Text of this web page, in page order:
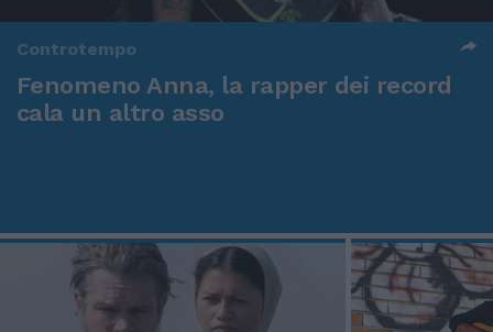
Controtempo
Fenomeno Anna, la rapper dei record
cala un altro asso